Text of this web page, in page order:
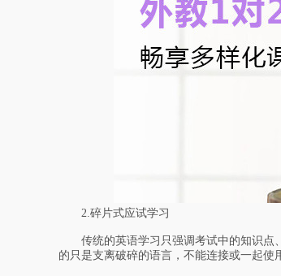
2.碎片式应试学习
传统的英语学习只强调考试中的知识点、
的只是支离破碎的语言，不能连接或一起使